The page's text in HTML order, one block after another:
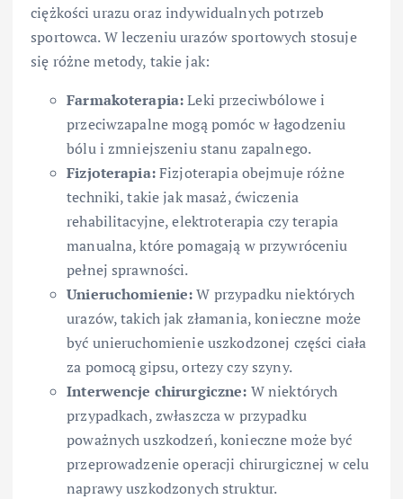
ciężkości urazu oraz indywidualnych potrzeb
sportowca. W leczeniu urazów sportowych stosuje
się różne metody, takie jak:
Farmakoterapia:Leki przeciwbólowe i
przeciwzapalne mogą pomóc w łagodzeniu
bólu i zmniejszeniu stanu zapalnego.
Fizjoterapia:Fizjoterapia obejmuje różne
techniki, takie jak masaż, ćwiczenia
rehabilitacyjne, elektroterapia czy terapia
manualna, które pomagają w przywróceniu
pełnej sprawności.
Unieruchomienie:W przypadku niektórych
urazów, takich jak złamania, konieczne może
być unieruchomienie uszkodzonej części ciała
za pomocą gipsu, ortezy czy szyny.
Interwencje chirurgiczne: W niektórych
przypadkach, zwłaszcza w przypadku
poważnych uszkodzeń, konieczne może być
przeprowadzenie operacji chirurgicznej w celu
naprawy uszkodzonych struktur.